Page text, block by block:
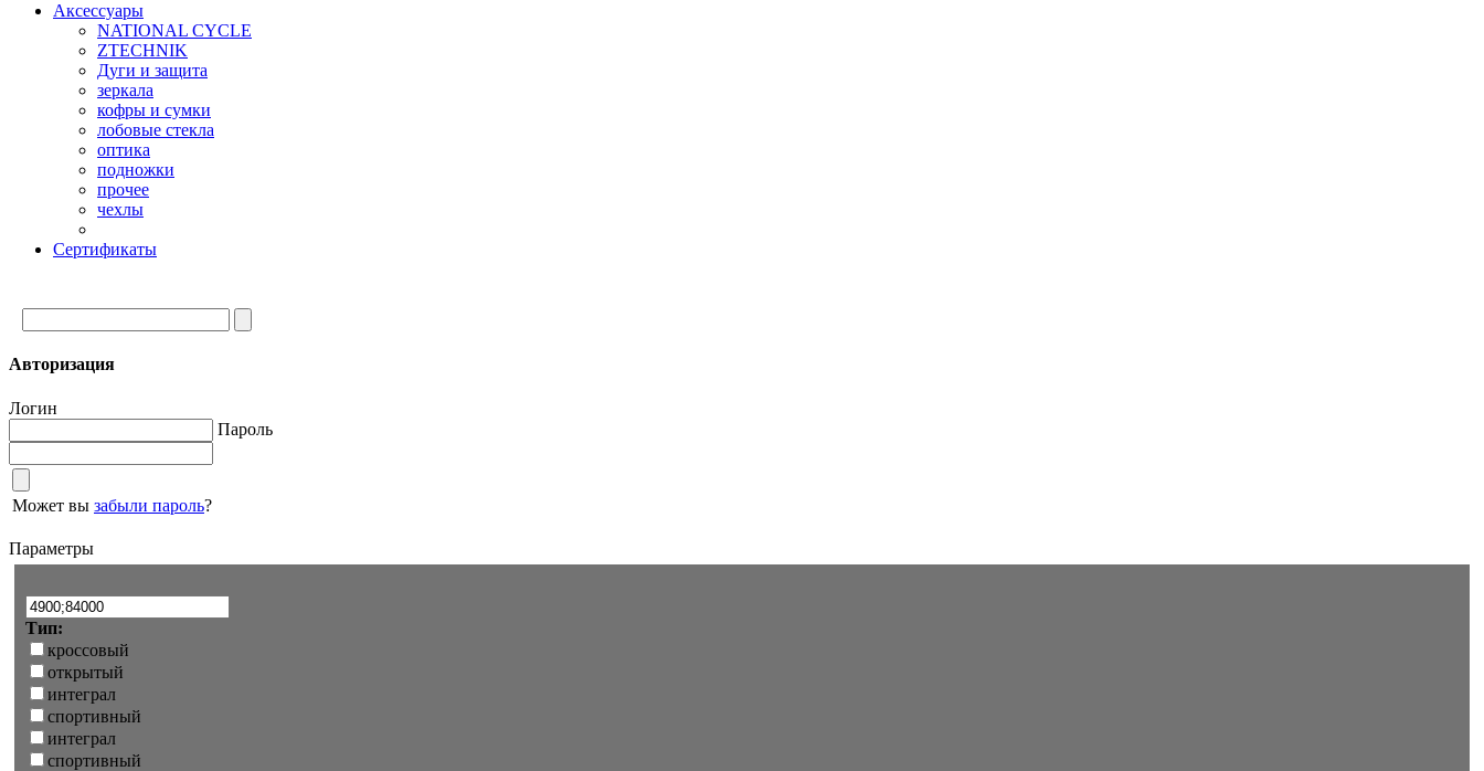
Аксессуары
NATIONAL CYCLE
ZTECHNIK
Дуги и защита
зеркала
кофры и сумки
лобовые стекла
оптика
подножки
прочее
чехлы
Сертификаты
Авторизация
Логин
Пароль
Может вы забыли пароль?
Параметры
Тип:
кроссовый
открытый
интеграл
спортивный
интеграл
спортивный